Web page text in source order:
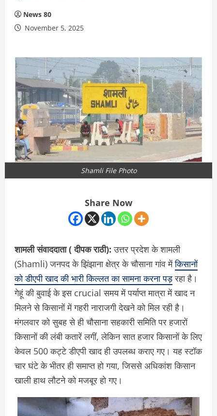
News 80
November 5, 2025
Shamli File Photo
Share Now
शामली संवाददाता ( दीपक राठी):उत्तर प्रदेश के शामली
(Shamli) जनपद के झिंझाना क्षेत्र के चौसाना गांव मेंकिसानों
को डीएपी खाद की भारी किल्लत का सामना करना पड़रहा है।
गेहूं की बुवाई के इस crucial समय में पर्याप्त मात्रा में खाद न
मिलने से किसानों में गहरी नाराजगी देखने को मिल रही है।
मंगलवार को सुबह से ही चौसाना सहकारी समिति पर हजारों
किसानों की लंबी कतारें लगीं, लेकिन सात हजार किसानों के लिए
केवल 500 कट्टे डीएपी खाद ही उपलब्ध कराए गए। यह स्टॉक
चार घंटे के भीतर ही समाप्त हो गया, जिससे अधिकांश किसान
खाली हाथ लौटने को मजबूर हो गए।